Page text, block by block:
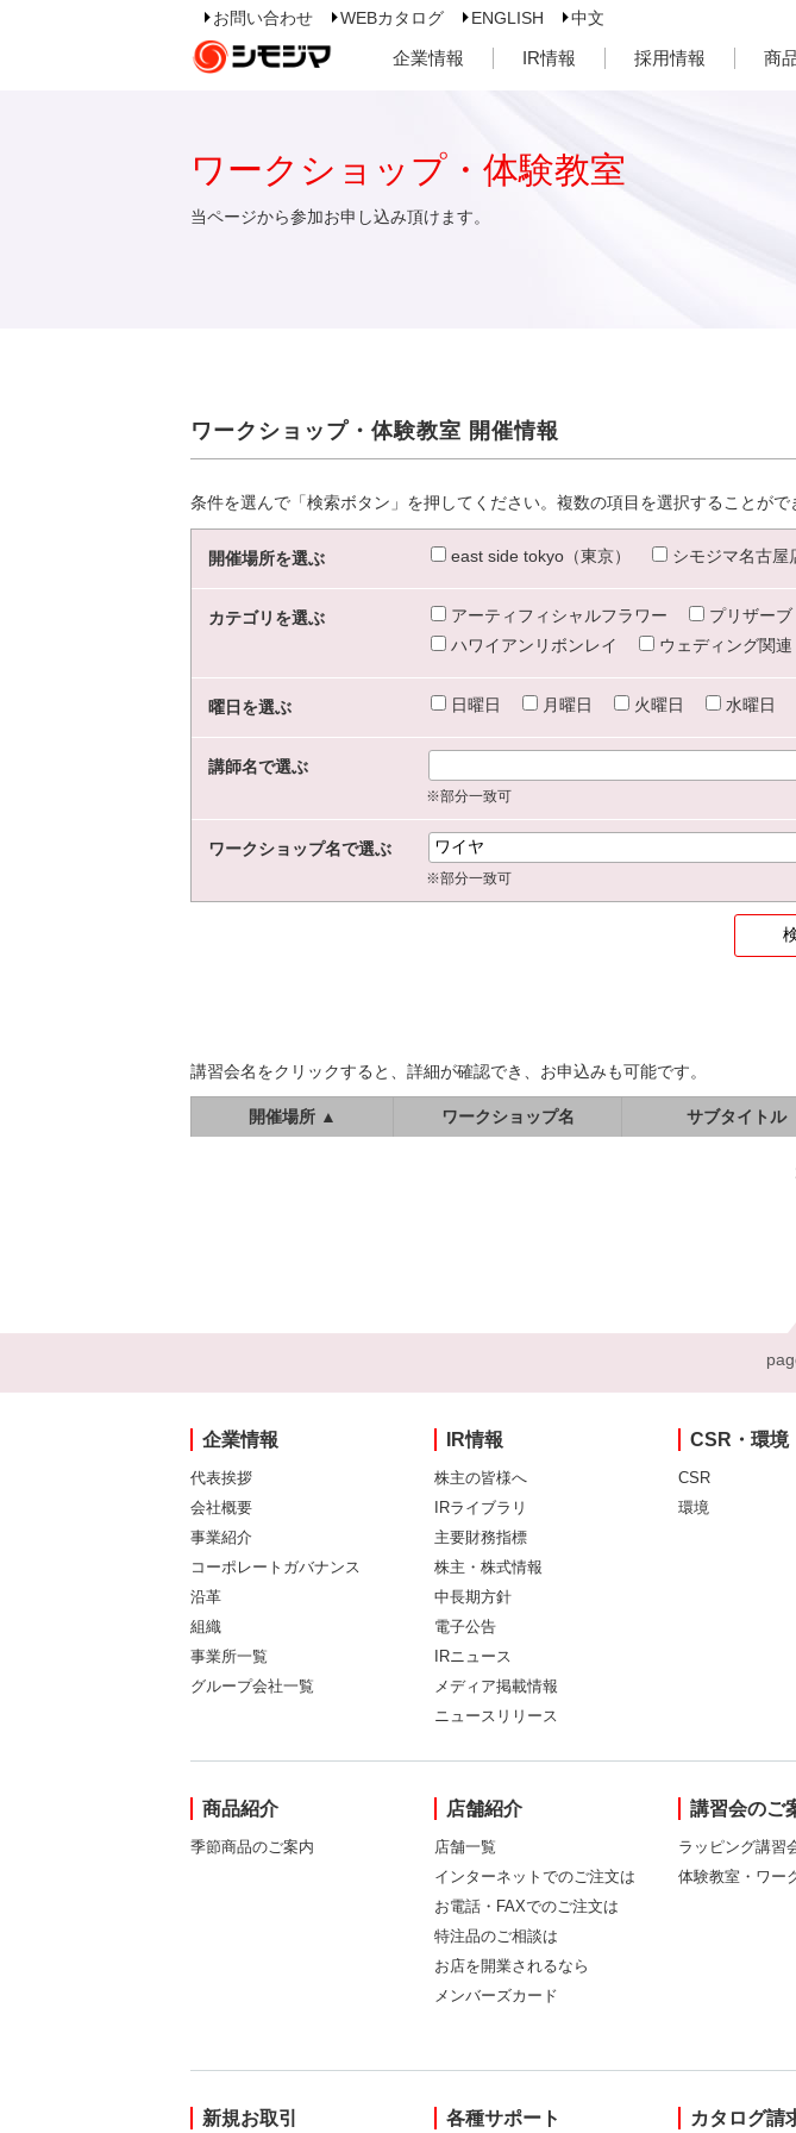
お問い合わせ WEBカタログ ENGLISH 中文
企業情報 IR情報 採用情報 商
ワークショップ・体験教室
当ページから参加お申し込み頂けます。
ワークショップ・体験教室 開催情報
条件を選んで「検索ボタン」を押してください。複数の項目を選択することがで
開催場所を選ぶ east side tokyo（東京） シモジマ名古屋
カテゴリを選ぶ アーティフィシャルフラワー プリザー
ハワイアンリボンレイ
ウェディング関連
曜日を選ぶ 日曜日 月曜日 火曜日 水曜日
講師名で選ぶ
※部分一致可
ワークショップ名で選ぶ
※部分一致可
講習会名をクリックすると、詳細が確認でき、お申込みも可能です。
開催場所 ▲ ワークショップ名 サブタイトル
企業情報
代表挨拶
会社概要
事業紹介
コーポレートガバナンス
沿革
組織
事業所一覧
グループ会社一覧
IR情報
株主の皆様へ
IRライブラリ
主要財務指標
株主・株式情報
中長期方針
電子公告
IRニュース
メディア掲載情報
ニュースリリース
CSR・環境
CSR
環境
商品紹介
季節商品のご案内
店舗紹介
店舗一覧
インターネットでのご注文は
お電話・FAXでのご注文は
特注品のご相談は
お店を開業されるなら
メンバーズカード
講習会のご
ラッピング講習
体験教室・ワー
新規お取引 各種サポート カタログ請